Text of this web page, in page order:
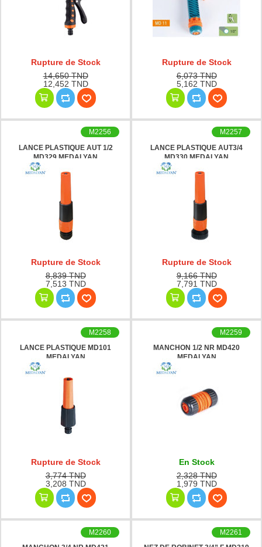
Rupture de Stock
14,650 TND
12,452 TND
Rupture de Stock
6,073 TND
5,162 TND
LANCE PLASTIQUE AUT 1/2
MD329 MEDALYAN
M2256
Rupture de Stock
8,839 TND
7,513 TND
LANCE PLASTIQUE AUT3/4
MD330 MEDALYAN
M2257
Rupture de Stock
9,166 TND
7,791 TND
LANCE PLASTIQUE MD101
MEDALYAN
M2258
Rupture de Stock
3,774 TND
3,208 TND
MANCHON 1/2 NR MD420
MEDALYAN
M2259
En Stock
2,328 TND
1,979 TND
M2260
M2261